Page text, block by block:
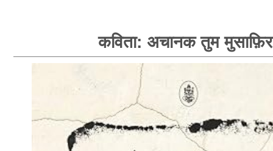
कविता: अचानक तुम मुसाफ़िर